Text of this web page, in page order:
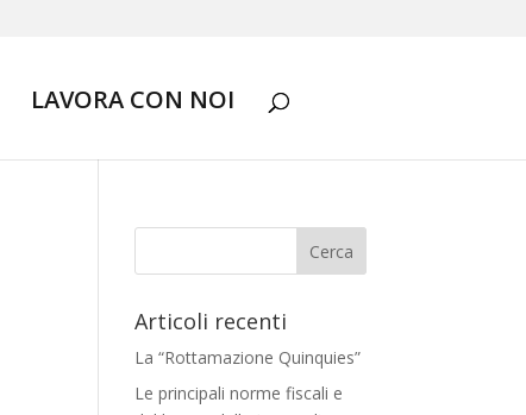
LAVORA CON NOI
Articoli recenti
La “Rottamazione Quinquies”
Le principali norme fiscali e